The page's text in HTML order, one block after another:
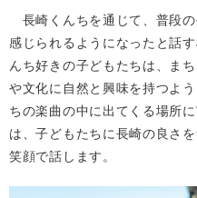
長崎くんちを通じて、普段
感じられるようになったと話
んち好きの子どもたちは、ま
や文化に自然と興味を持つよ
ちの楽曲の中に出てくる場所
は、子どもたちに長崎の良さ
笑顔で話します。